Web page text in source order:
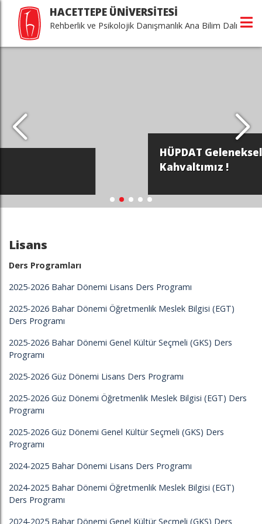
HACETTEPE ÜNİVERSİTESİ
Rehberlik ve Psikolojik Danışmanlık Ana Bilim Dalı
HÜPDAT Geleneksel Tanışma
Lisans
Ders Programları
2025-2026 Bahar Dönemi Lisans Ders Programı
2025-2026 Bahar Dönemi Öğretmenlik Meslek Bilgisi (EGT)
Ders Programı
2025-2026 Bahar Dönemi Genel Kültür Seçmeli (GKS) Ders
Programı
2025-2026 Güz Dönemi Lisans Ders Programı
2025-2026 Güz Dönemi Öğretmenlik Meslek Bilgisi (EGT) Ders
Programı
2025-2026 Güz Dönemi Genel Kültür Seçmeli (GKS) Ders
Programı
2024-2025 Bahar Dönemi Lisans Ders Programı
2024-2025 Bahar Dönemi Öğretmenlik Meslek Bilgisi (EGT)
Ders Programı
2024-2025 Bahar Dönemi Genel Kültür Seçmeli (GKS) Ders